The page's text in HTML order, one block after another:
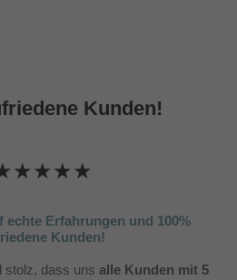
Kunden!
echte Erfahrungen und 100%
Kunden!
stolz, dass uns alle Kunden mit 5